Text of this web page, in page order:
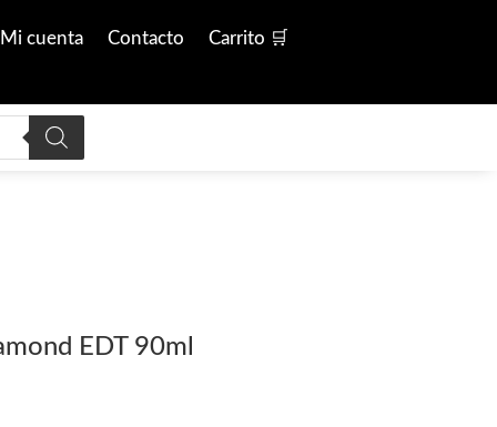
Mi cuenta Contacto Carrito 🛒
EDT 90ml